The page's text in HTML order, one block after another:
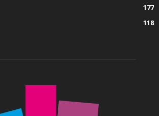
177
118